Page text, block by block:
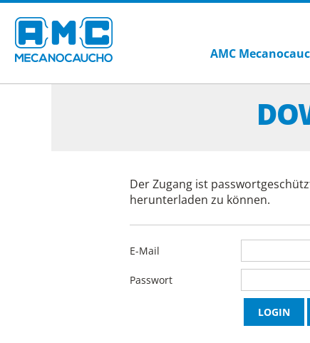
AMC
Der Zugang ist
herunterladen zu können.
E-Mail
Passwort